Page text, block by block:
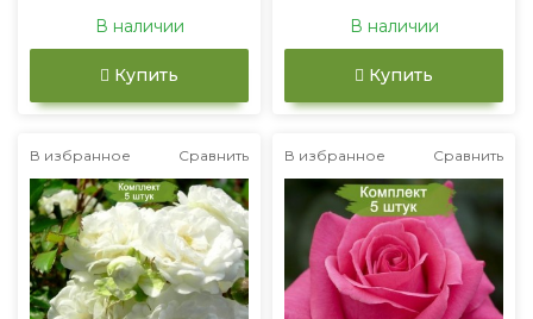
В наличии
Купить
В наличии
Купить
В избранное Сравнить В избранное Сравнить